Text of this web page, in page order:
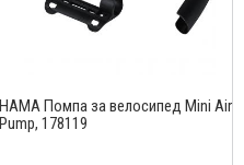
HAMA Помпа за велосипед Mini Air
Pump, 178119